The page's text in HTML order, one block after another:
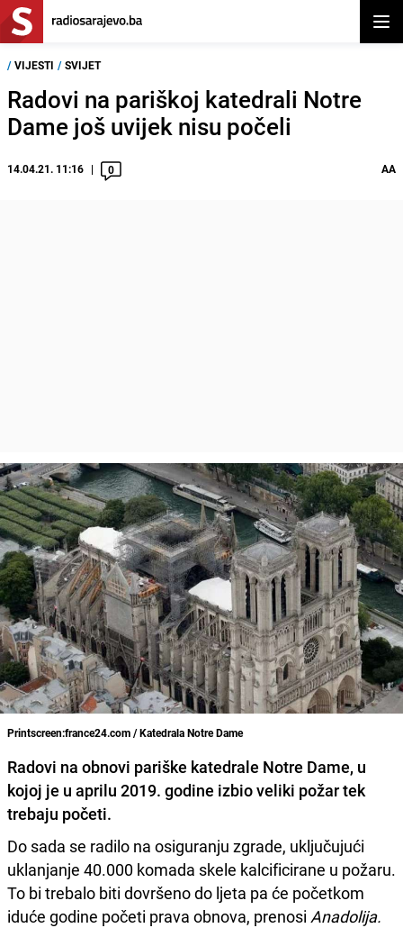
/ VIJESTI / SVIJET
Radovi na pariškoj katedrali Notre
Dame još uvijek nisu počeli
14.04.21. 11:16 0 AA
Printscreen:france24.com / Katedrala Notre Dame
Radovi na obnovi pariške katedrale Notre Dame, u
kojoj je u aprilu 2019. godine izbio veliki požartek
trebaju početi.
Do sada se radilo na osiguranju zgrade, uključujući
uklanjanje 40.000 komada skele kalcificirane u požaru.
To bi trebalo biti dovršeno do ljeta pa će početkom
iduće godine početi prava obnova, prenosi Anadolija.